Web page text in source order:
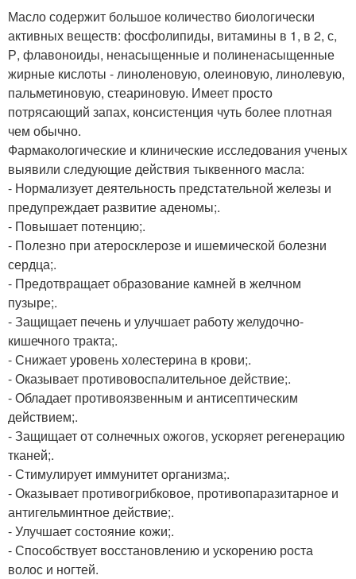
Масло содержит большое количество биологически
активных веществ: фосфолипиды, витамины в 1, в 2, с,
Р, флавоноиды, ненасыщенные и полиненасыщенные
жирные кислоты - линоленовую, олеиновую, линолевую,
пальметиновую, стеариновую. Имеет просто
потрясающий запах, консистенция чуть более плотная
чем обычно.
Фармакологические и клинические исследования ученых
выявили следующие действия тыквенного масла:
- Нормализует деятельность предстательной железы и
предупреждает развитие аденомы;.
- Повышает потенцию;.
- Полезно при атеросклерозе и ишемической болезни
сердца;.
- Предотвращает образование камней в желчном
пузыре;.
- Защищает печень и улучшает работу желудочно-
кишечного тракта;.
- Снижает уровень холестерина в крови;.
- Оказывает противовоспалительное действие;.
- Обладает противоязвенным и антисептическим
действием;.
- Защищает от солнечных ожогов, ускоряет регенерацию
тканей;.
- Стимулирует иммунитет организма;.
- Оказывает противогрибковое, противопаразитарное и
антигельминтное действие;.
- Улучшает состояние кожи;.
- Способствует восстановлению и ускорению роста
волос и ногтей.